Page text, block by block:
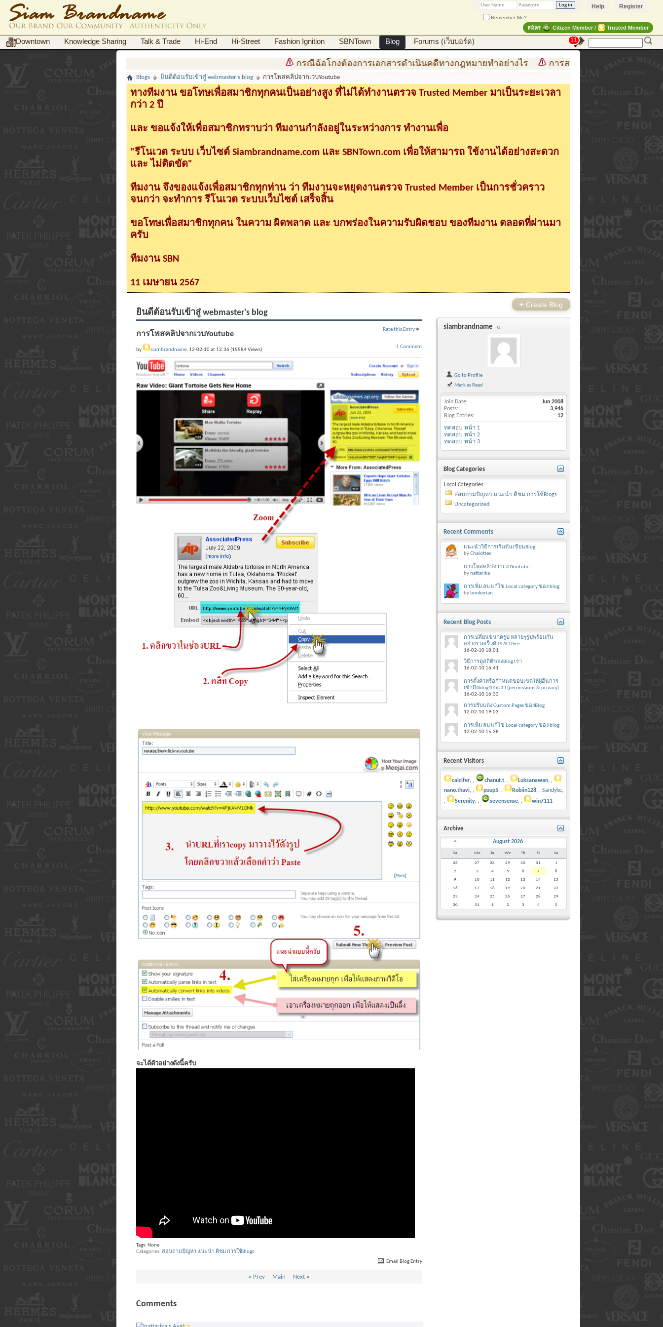
Register
Help
Remember Me?
สมัคร Citizen Member / Trusted Member
Downtown Knowledge Sharing Talk & Trade Hi-End Hi-Street Fashion Ignition SBNTown Blog Forums (เว็บบอร์ด) 11
กรณีฉ้อโกงต้องการเอกสารดำเนินคดีทางกฎหมายทำอย่างไร การสร้าง สินค้าแฟชั่น สู่สินค้าแฟชั่
Blogs ยินดีต้อนรับเข้าสู่ webmaster's blog การโพสคลิปจากเวบYoutube
ทางทีมงาน ขอโทษเพื่อสมาชิกทุกคนเป็นอย่างสูง ที่ไม่ได้ทำงานตรวจ Trusted Member มาเป็นระยะเวลา
กว่า 2 ปี
และ ขอแจ้งให้เพื่อสมาชิกทราบว่า ทีมงานกำลังอยู่ในระหว่างการ ทำงานเพื่อ
"รีโนเวต ระบบ เว็บไซต์ Siambrandname.com และ SBNTown.com เพื่อให้สามารถ ใช้งานได้อย่างสะดวก
และ ไม่ติดขัด"
ทีมงาน จึงของแจ้งเพื่อสมาชิกทุกท่าน ว่า ทีมงานจะหยุดงานตรวจ Trusted Member เป็นการชั่วคราว
จนกว่า จะทำการ รีโนเวต ระบบเว็บไซต์ เสร็จสิ้น
ขอโทษเพื่อสมาชิกทุกคน ในความ ผิดพลาด และ บกพร่องในความรับผิดชอบ ของทีมงาน ตลอดที่ผ่านมา
ครับ
ทีมงาน SBN
11 เมษายน 2567
ยินดีต้อนรับเข้าสู่ webmaster's blog
การโพสคลิปจากเวบYoutube
Rate this Entry
1 Comment
by siambrandname, 12-02-10 at 12:36 (15584 Views)
จะได้ตัวอย่างดังนี้ครับ
Tags: None
Categories สอบถามปัญหา แนะนำ ติชม การใช้Blogs
Email Blog Entry
« Prev Main Next »
Comments
+ Create Blog
siambrandname
Go to Profile
Mark as Read
Join Date
Jun 2008
Posts
3,946
Blog Entries
12
ทดสอบ หน้า 1
ทดสอบ หน้า 2
ทดสอบ หน้า 3
Blog Categories
Local Categories
สอบถามปัญหา แนะนำ ติชม การใช้Blogs
Uncategorized
Recent Comments
แนะนำวิธีการเริ่มต้นเขียนBlog
byChalottes
การโพสคลิปจากเวบYoutube
bynattarika
การเพิ่ม ลบ แก้ไข Local category ของ blog
by bookerian
Recent Blog Posts
การเปลี่ยนขนาดรูป หลายๆรูปพร้อมกัน
อย่างรวดเร็วด้วย ACDSee
16-02-10 18:01
วิธีการดูสถิติของBlog เรา
16-02-10 16:41
การตั้งค่าหรือกำหนดขอบเขตให้ผู้อื่นการ
เข้าถึงblogของเรา (permissions & privacy)
16-02-10 16:33
การปรับแต่ง Custom Pages ของBlog
12-02-10 19:03
การเพิ่ม ลบ แก้ไข Local category ของ blog
12-02-10 15:38
Recent Visitors
calcifer, chanut.t, Luksanawan,
nano.thavi, puup5, Robiin128, Sandyke,
Serenity, sevensense, win7111
Archive
< August 2026
Su Mo Tu We Th Fr Sa
26 27 28 29 30 31
1
2
3 4 5 6 7
8
9
10 11 12 13 14
15
16
17 18 19 20 21
22
23
24 25 26 27 28
29
30
31 1 2 3 4 5